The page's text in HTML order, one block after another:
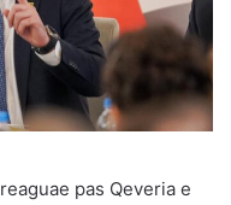
pas Qeveria e